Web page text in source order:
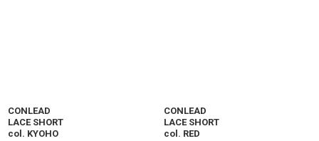
CONLEAD
LACE SHORT
col. KYOHO
CONLEAD
LACE SHORT
col. RED